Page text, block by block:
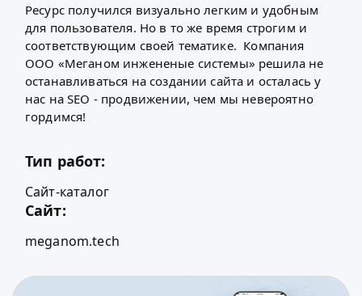
Ресурс получился визуально легким и удобным
для пользователя. Но в то же время строгим и
соответствующим своей тематике. Компания
ООО «Меганом инжененые системы» решила не
останавливаться на создании сайта и осталась у
нас наSEO - продвижении, чем мы невероятно
гордимся!
Тип работ:
Сайт-каталог
Сайт:
meganom.tech